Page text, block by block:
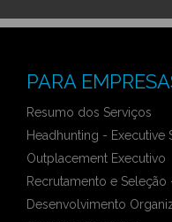
PARA
Resumo dos Serviços
Headhunting - Executive
Outplacement Executivo
Recrutamento e
Desenvolvimento